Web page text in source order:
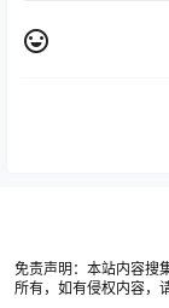
免责声明：本站内容搜
所有，如有侵权内容